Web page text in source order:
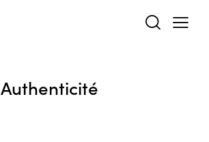
Authenticité